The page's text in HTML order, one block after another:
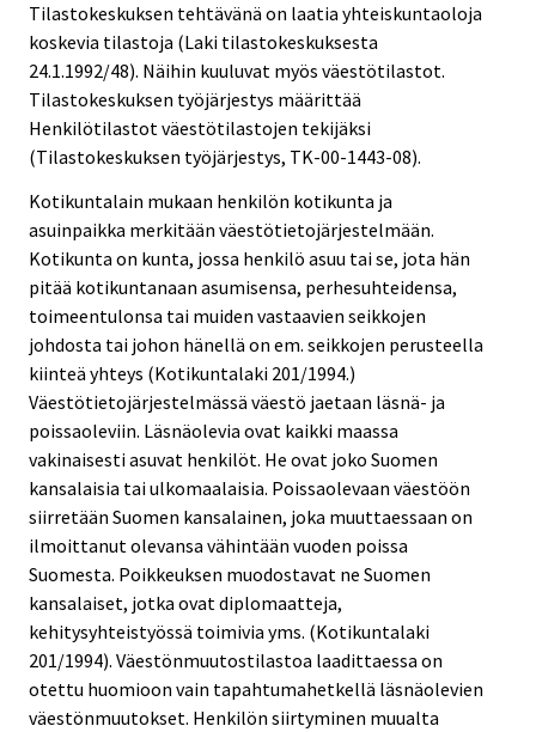
Tilastokeskuksen tehtävänä on laatia yhteiskuntaoloja
koskevia tilastoja (Laki tilastokeskuksesta
24.1.1992/48). Näihin kuuluvat myös väestötilastot.
Tilastokeskuksen työjärjestys määrittää
Henkilötilastot väestötilastojen tekijäksi
(Tilastokeskuksen työjärjestys, TK-00-1443-08).
Kotikuntalain mukaan henkilön kotikunta ja
asuinpaikka merkitään väestötietojärjestelmään.
Kotikunta on kunta, jossa henkilö asuu tai se, jota hän
pitää kotikuntanaan asumisensa, perhesuhteidensa,
toimeentulonsa tai muiden vastaavien seikkojen
johdosta tai johon hänellä on em. seikkojen perusteella
kiinteä yhteys (Kotikuntalaki 201/1994.)
Väestötietojärjestelmässä väestö jaetaan läsnä- ja
poissaoleviin. Läsnäolevia ovat kaikki maassa
vakinaisesti asuvat henkilöt. He ovat joko Suomen
kansalaisia tai ulkomaalaisia. Poissaolevaan väestöön
siirretään Suomen kansalainen, joka muuttaessaan on
ilmoittanut olevansa vähintään vuoden poissa
Suomesta. Poikkeuksen muodostavat ne Suomen
kansalaiset, jotka ovat diplomaatteja,
kehitysyhteistyössä toimivia yms. (Kotikuntalaki
201/1994). Väestönmuutostilastoa laadittaessa on
otettu huomioon vain tapahtumahetkellä läsnäolevien
väestönmuutokset. Henkilön siirtyminen muualta